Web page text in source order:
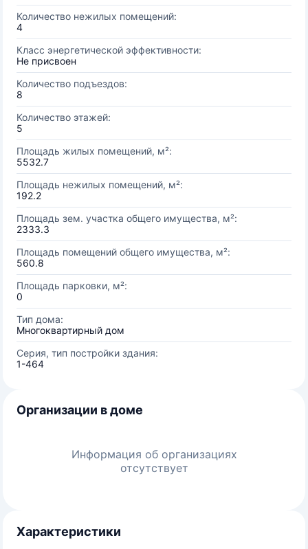
Количество нежилых помещений:
4
Класс энергетической эффективности:
Не присвоен
Количество подъездов:
8
Количество этажей:
5
Площадь жилых помещений, м²:
5532.7
Площадь нежилых помещений, м²:
192.2
Площадь зем. участка общего имущества, м²:
2333.3
Площадь помещений общего имущества, м²:
560.8
Площадь парковки, м²:
0
Тип дома:
Многоквартирный дом
Серия, тип постройки здания:
1-464
Организации в доме
Информация об организациях
отсутствует
Характеристики